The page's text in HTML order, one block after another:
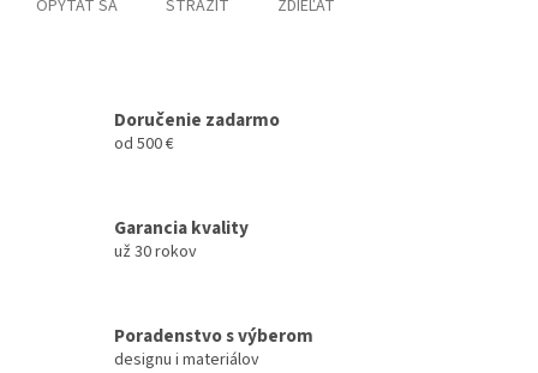
OPÝTAŤ SA STRÁŽIŤ ZDIEĽAŤ
Doručenie zadarmo
od 500 €
Garancia kvality
už 30 rokov
Poradenstvo s výberom
designu i materiálov